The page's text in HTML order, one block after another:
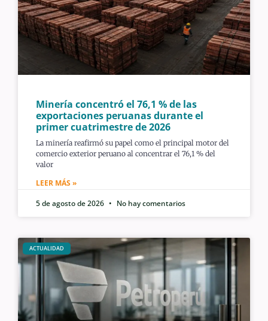
Minería concentró el 76,1 % de las
exportaciones peruanas durante el
primer cuatrimestre de 2026
La minería reafirmó su papel como el principal motor del
comercio exterior peruano al concentrar el 76,1 % del
valor
LEER MÁS »
5 de agosto de 2026
No hay comentarios
ACTUALIDAD